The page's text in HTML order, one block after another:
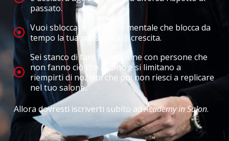
passato.
Vuoi sbloccare il modello mentale che blocca da
tempo la tua possibilità di crescita.
Sei stanco di fare formazione con persone che
non fanno ciò che dicono e si limitano a
riempirti di nozioni che poi non riesci a replicare
nel tuo salone..
Allora dovresti iscriverti subito adAcademy in Salon.